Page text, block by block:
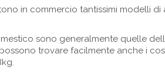
in commercio tantissimi modelli
sono generalmente quelle
trovare facilmente anche i